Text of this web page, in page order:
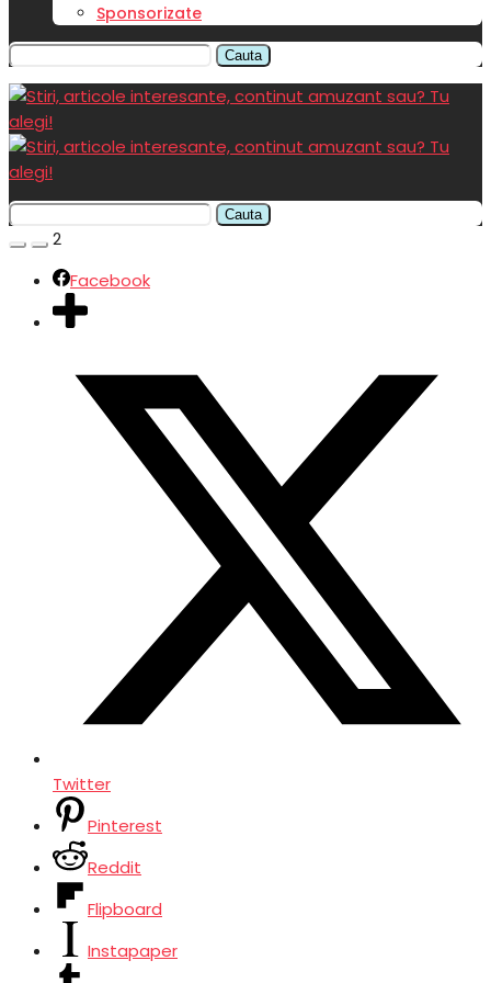
Sponsorizate
Cauta
Cauta
2
Facebook
Twitter
Pinterest
Reddit
Flipboard
Instapaper